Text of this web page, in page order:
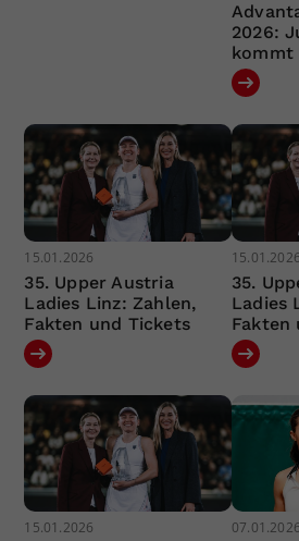
2026:
kommt
15.01.2026
35. Upper Austria
Ladies Linz: Zahlen,
Fakten und Tickets
15.01.2026
35.
Ladies
Fakten
15.01.2026 07.01.2026